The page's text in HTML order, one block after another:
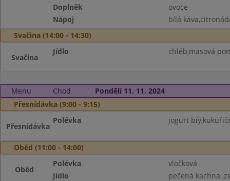
Doplněk
ovoce
Nápoj
bílá
Svačina (14:00 - 14:30)
Svačina
Jídlo chléb,masová
Menu Chod
Pondělí 11. 11. 2024
Přesnídávka (9:00 - 9:15)
Přesnídávka
Polévka jogurt
Oběd (11:00 - 14:00)
Oběd
Polévka
vločková
Jídlo
pečená kachna